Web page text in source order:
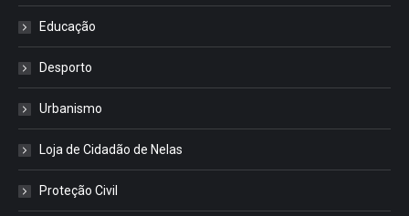
Educação
Desporto
Urbanismo
Loja de Cidadão de Nelas
Proteção Civil